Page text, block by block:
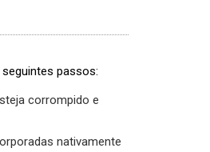
passos:
corrompido e
nativamente